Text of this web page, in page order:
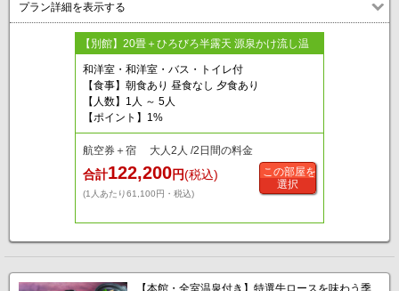
プラン詳細を表示する
【別館】20畳＋ひろびろ半露天 源泉かけ流し温
和洋室・和洋室・バス・トイレ付
【食事】朝食あり 昼食なし 夕食あり
【人数】1人 ～ 5人
【ポイント】1%
航空券＋宿 大人2人 /2日間の料金
合計122,200円(税込)
(1人あたり61,100円・税込)
この部屋を
選択